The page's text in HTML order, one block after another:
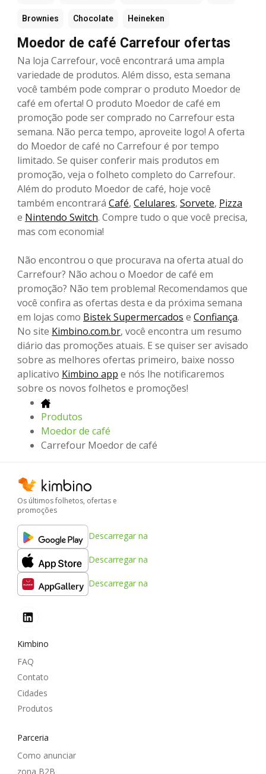
Brownies Chocolate Heineken
Moedor de café Carrefour ofertas
Na loja Carrefour, você encontrará uma ampla
variedade de produtos. Além disso, esta semana
você também pode comprar o produto Moedor de
café em oferta! O produto Moedor de café em
promoção pode ser comprado no Carrefour esta
semana. Não perca tempo, aproveite logo! A oferta
do Moedor de café no Carrefour é por tempo
limitado. Se quiser conferir mais produtos em
promoção, veja o folheto completo do Carrefour.
Além do produto Moedor de café, hoje você
também encontrará Café, Celulares, Sorvete, Pizza
e Nintendo Switch. Compre tudo o que você precisa,
mas com economia!
Não encontrou o que procurava na oferta atual do
Carrefour? Não achou o Moedor de café em
promoção? Não tem problema! Recomendamos que
você confira as ofertas desta e da próxima semana
em lojas como Bistek Supermercados e Confiança.
No site Kimbino.com.br, você encontra um resumo
diário das promoções atuais. E se quiser ser avisado
sobre as melhores ofertas primeiro, baixe nosso
aplicativo Kimbino app e nós lhe notificaremos
sobre os novos folhetos e promoções!
Produtos
Moedor de café
Carrefour Moedor de café
Os últimos folhetos, ofertas e
promoções
Descarregar na
Descarregar na
Descarregar na
Kimbino
FAQ
Contato
Cidades
Produtos
Parceria
Como anunciar
zona B2B